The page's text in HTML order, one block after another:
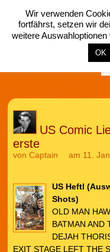
home rubrik buch
US Comic
erste
von Captain am 11.
US Heftl
Shots)
OLD MAN
BATMAN AND
DEJAH
EXIT STAGE LEFT THE
Wir verwenden
fortfährst, setzen wir
weitere Auswahloptionen
OK